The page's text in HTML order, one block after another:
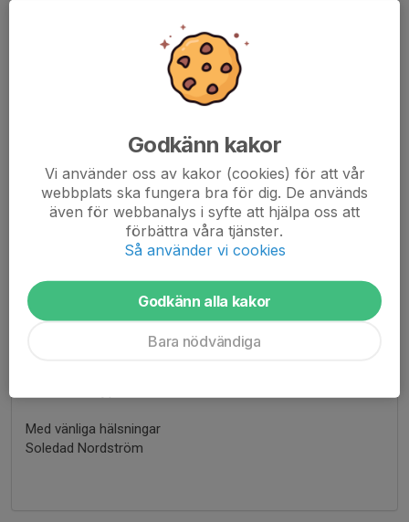
Vi säljer från och med nu och till och med 16/2. Allt ni säljer
registrerar ni på Mina sidor. Sedan gör jag den stora
beställningen för hela laget och så får ni komma och
hämta eran beställning, hos oss. Mer information om det
7 burkar, gärna fler. Om man känner att man inte har tid att
sälja eller redan säljer mycket för att man har fler barn som
samlar in pengar till olika lagkassor så kan man "köpa ut"
sig för 260 kr (mer information om detta kommer senare)
att sälja så vinsten blir 8000 kr.
Om ni har några frågor , så är det viktigt att ni kontaktar
Med vänliga hälsningar
Soledad Nordström
Godkänn kakor
Vi använder oss av kakor (cookies) för att vår
webbplats ska fungera bra för dig. De används
även för webbanalys i syfte att hjälpa oss att
förbättra våra tjänster.
Så använder vi cookies
Godkänn alla kakor
Bara nödvändiga